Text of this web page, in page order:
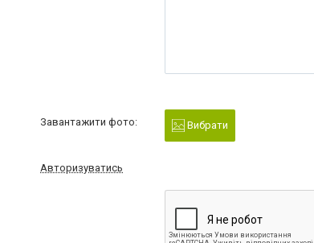
Завантажити фото: Вибрати
Авторизуватись